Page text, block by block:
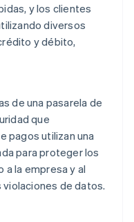
y los clientes
diversos
y débito,
de una pasarela de
que
pagos utilizan una
para proteger los
la empresa y al
violaciones de datos.